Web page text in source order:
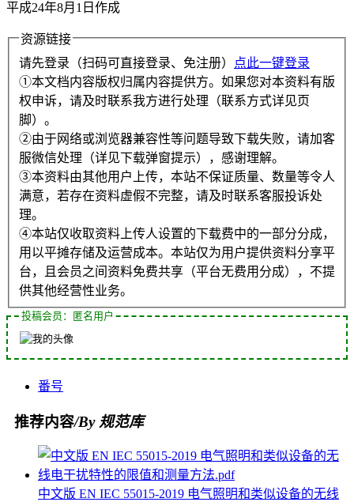
平成24年8月1日作成
资源链接
请先登录（扫码可直接登录、免注册）
点此一键登录
①本文档内容版权归属内容提供方。如果您对本资料有版
权申诉，请及时联系我方进行处理（联系方式详见页
脚）。
②由于网络或浏览器兼容性等问题导致下载失败，请加客
服微信处理（详见下载弹窗提示），感谢理解。
③本资料由其他用户上传，本站不保证质量、数量等令人
满意，若存在资料虚假不完整，请及时联系客服投诉处
理。
④本站仅收取资料上传人设置的下载费中的一部分分成，
用以平摊存储及运营成本。本站仅为用户提供资料分享平
台，且会员之间资料免费共享（平台无费用分成），不提
供其他经营性业务。
投稿会员：匿名用户
番号
推荐内容/By 规范库
中文版 EN IEC 55015-2019 电气照明和类似设备的无线